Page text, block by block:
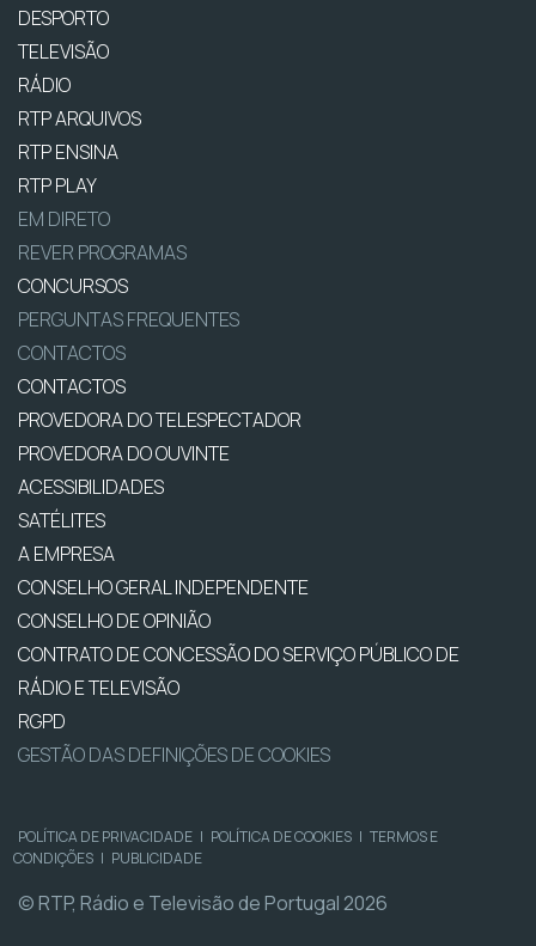
DESPORTO
TELEVISÃO
RÁDIO
RTP ARQUIVOS
RTP ENSINA
RTP PLAY
EM DIRETO
REVER PROGRAMAS
CONCURSOS
PERGUNTAS FREQUENTES
CONTACTOS
CONTACTOS
PROVEDORA DO TELESPECTADOR
PROVEDORA DO OUVINTE
ACESSIBILIDADES
SATÉLITES
A EMPRESA
CONSELHO GERAL INDEPENDENTE
CONSELHO DE OPINIÃO
CONTRATO DE CONCESSÃO DO SERVIÇO PÚBLICO DE
RÁDIO E TELEVISÃO
RGPD
GESTÃO DAS DEFINIÇÕES DE COOKIES
POLÍTICA DE PRIVACIDADE | POLÍTICA DE COOKIES | TERMOS E
CONDIÇÕES | PUBLICIDADE
© RTP, Rádio e Televisão de Portugal 2026